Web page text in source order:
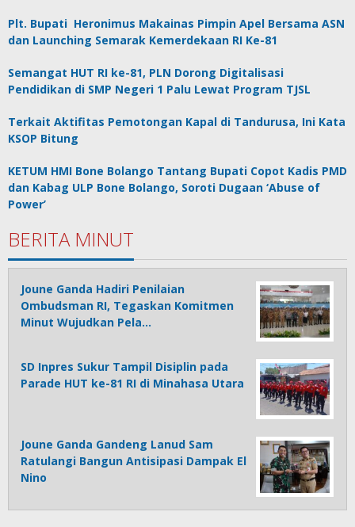
Plt. Bupati Heronimus Makainas Pimpin Apel Bersama ASN
dan Launching Semarak Kemerdekaan RI Ke-81
Semangat HUT RI ke-81, PLN Dorong Digitalisasi
Pendidikan di SMP Negeri 1 Palu Lewat Program TJSL
Terkait Aktifitas Pemotongan Kapal di Tandurusa, Ini Kata
KSOP Bitung
KETUM HMI Bone Bolango Tantang Bupati Copot Kadis PMD
dan Kabag ULP Bone Bolango, Soroti Dugaan ‘Abuse of
Power’
BERITA MINUT
Joune Ganda Hadiri Penilaian
Ombudsman RI, Tegaskan Komitmen
Minut Wujudkan Pela…
SD Inpres Sukur Tampil Disiplin pada
Parade HUT ke-81 RI di Minahasa Utara
Joune Ganda Gandeng Lanud Sam
Ratulangi Bangun Antisipasi Dampak El
Nino